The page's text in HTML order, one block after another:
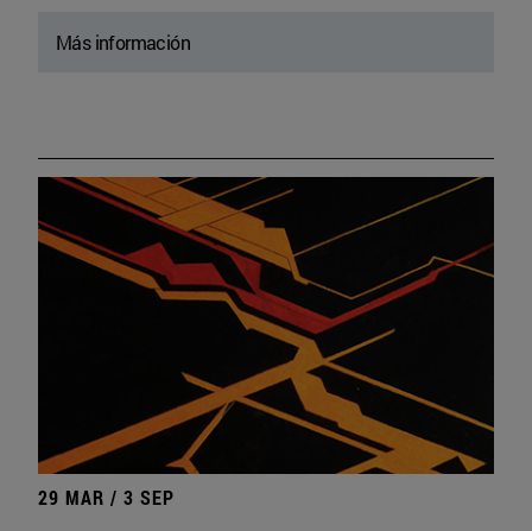
Más información
29 MAR / 3 SEP